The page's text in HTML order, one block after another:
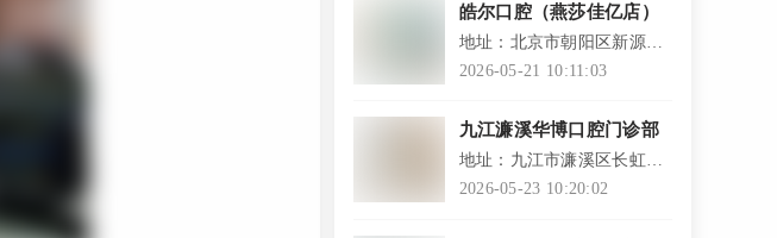
皓尔口腔（燕莎佳亿店）
地址：北京市朝阳区新源南
路甲3号佳亿广场二层
2026-05-21 10:11:03
九江濂溪华博口腔门诊部
地址：九江市濂溪区长虹路
99号水木清华小区4栋3单元
2026-05-23 10:20:02